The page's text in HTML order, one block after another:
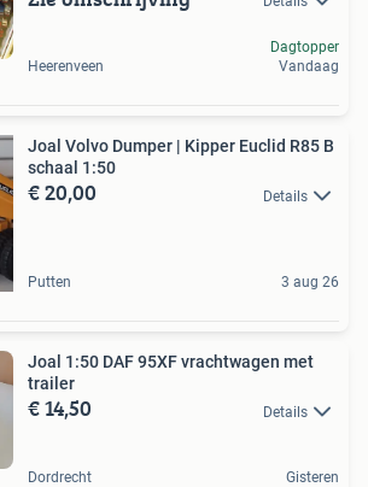
Heerenveen
Dagtopper
Vandaag
Joal Volvo Dumper | Kipper Euclid R85 B
schaal 1:50
€ 20,00 Details
Putten 3 aug 26
Joal 1:50 DAF 95XF vrachtwagen met
trailer
€ 14,50 Details
Dordrecht Gisteren